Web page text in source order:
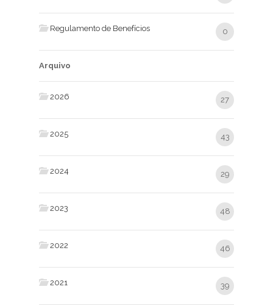
Regulamento de Benefícios 0
Arquivo
2026 27
2025 43
2024 29
2023 48
2022 46
2021 39